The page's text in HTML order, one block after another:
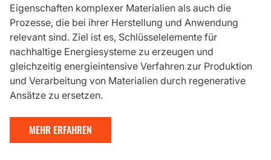
Eigenschaften komplexer Materialien als auch die
Prozesse, die bei ihrer Herstellung und Anwendung
relevant sind. Ziel ist es, Schlüsselelemente für
nachhaltige Energiesysteme zu erzeugen und
gleichzeitig energieintensive Verfahren zur Produktion
und Verarbeitung von Materialien durch regenerative
Ansätze zu ersetzen.
MEHR ERFAHREN